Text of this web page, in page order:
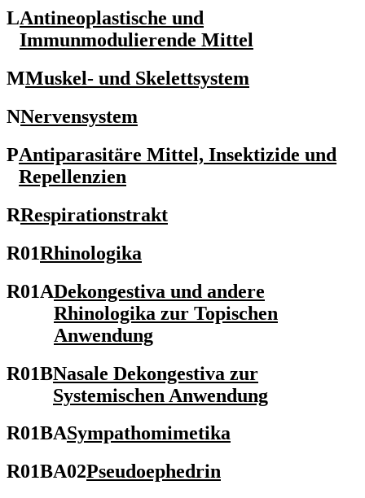
LAntineoplastische und
Immunmodulierende Mittel
MMuskel- und Skelettsystem
NNervensystem
PAntiparasitäre Mittel, Insektizide und
Repellenzien
RRespirationstrakt
R01Rhinologika
R01ADekongestiva und andere
Rhinologika zur Topischen
Anwendung
R01BNasale Dekongestiva zur
Systemischen Anwendung
R01BASympathomimetika
R01BA02Pseudoephedrin